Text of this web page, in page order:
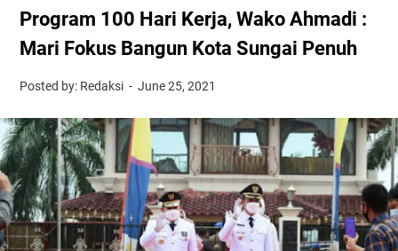
Program 100 Hari Kerja, Wako Ahmadi :
Mari Fokus Bangun Kota Sungai Penuh
Posted by: Redaksi June 25, 2021